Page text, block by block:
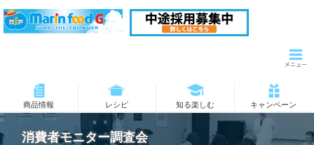
商品情報 レシピ 知る楽しむ キャンペーン
消費者モニター調査会